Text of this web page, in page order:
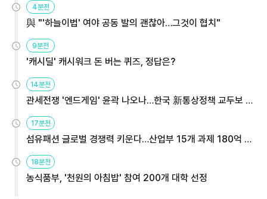
4분전
與 "'하늘이법' 여야 공동 발의 괜찮아…그것이 협치"
9분전
'캐시딜' 캐시워크 돈 버는 퀴즈, 정답은?
14분전
관세전쟁 '엔드게임' 윤곽 나오나…한국 新통상정책 교두보 활
용해야
17분전
섬유패션 글로벌 경쟁력 키운다…산업부 15개 과제 180억 지
원
18분전
농식품부, '천원의 아침밥' 참여 200개 대학 선정